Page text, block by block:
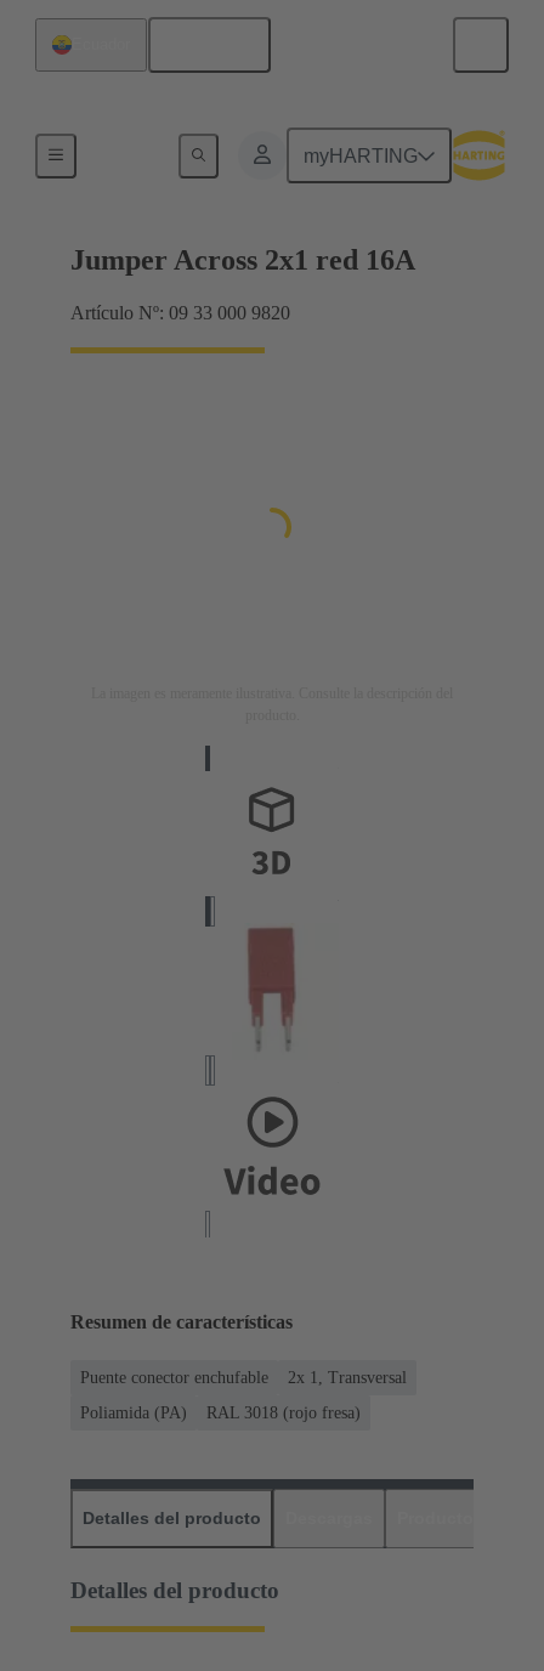
myHARTING
Puentes conectores Han® ES Press
Jumper Across 2x1 red 16A
Artículo Nº: 09 33 000 9820
Resumen de características
Puente conector enchufable
2x 1, Transversal
Poliamida (PA)
RAL 3018 (rojo fresa)
Detalles del producto
Detalles del producto